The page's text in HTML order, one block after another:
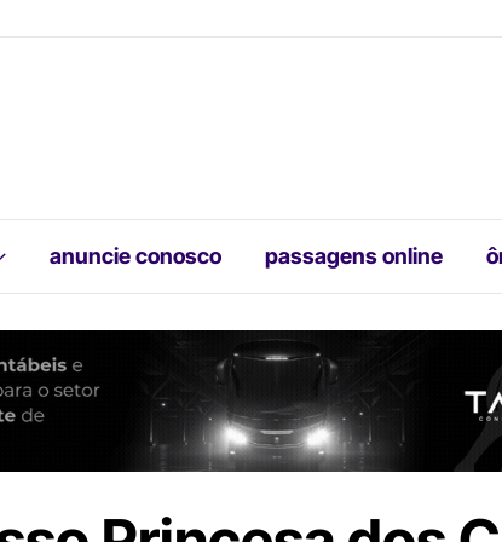
anuncie conosco passagens online